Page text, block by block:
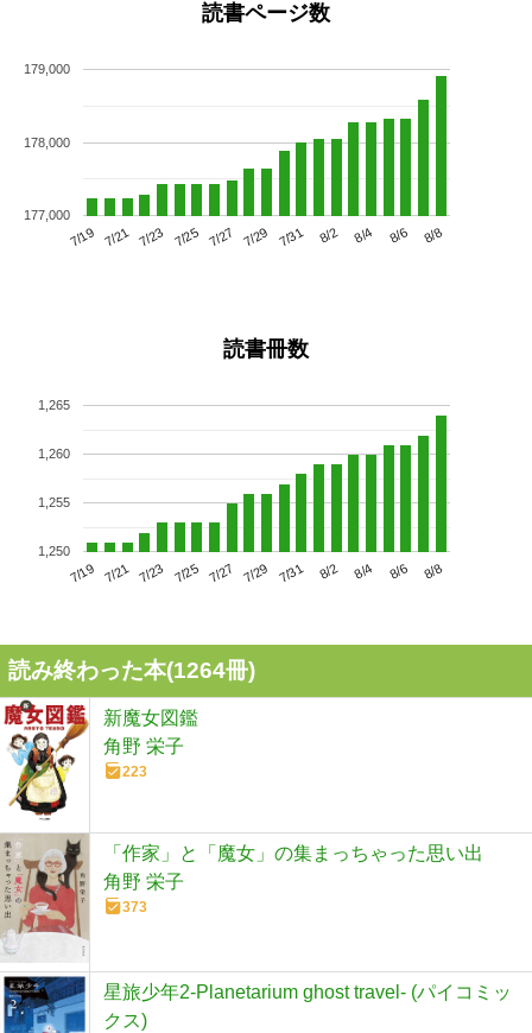
読書ページ数
7/19 7/21 7/23 7/25 7/27 7/29 7/31 8/2 8/4 8/6 8/8
177,000
178,000
179,000
読書冊数
7/19 7/21 7/23 7/25 7/27 7/29 7/31 8/2 8/4 8/6 8/8
1,250
1,255
1,260
1,265
読み終わった本(1264冊)
新魔女図鑑
角野 栄子
223
「作家」と「魔女」の集まっちゃった思い出
角野 栄子
373
星旅少年2-Planetarium ghost travel- (パイコミッ
クス)